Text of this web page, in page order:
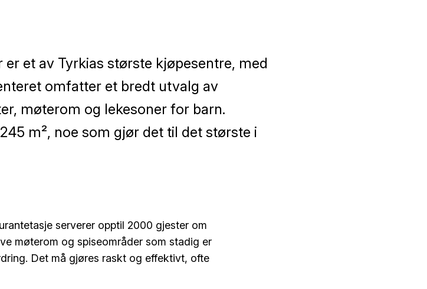
et av Tyrkias største kjøpesentre, med
omfatter et bredt utvalg av
møterom og lekesoner for barn.
m², noe som gjør det til det største i
serverer opptil 2000 gjester om
møterom og spiseområder som stadig er
Det må gjøres raskt og effektivt, ofte